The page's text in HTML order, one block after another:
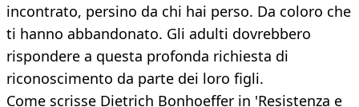
incontrato, persino da chi hai perso. Da coloro che
ti hanno abbandonato. Gli adulti dovrebbero
rispondere a questa profonda richiesta di
riconoscimento da parte dei loro figli.
Come scrisse Dietrich Bonhoeffer in 'Resistenza e